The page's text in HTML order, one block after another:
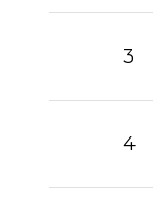
3
4